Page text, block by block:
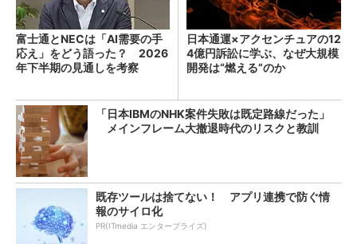
富士通とNECは「AI需要の手
応え」をどう語った？ 2026
年下半期の見通しを考察
日本通運×アクセンチュアの12
4億円訴訟に学ぶ、なぜ大規模
開発は“燃える”のか
「日本IBMのNHK案件失敗は既定路線だった」
メインフレーム大撤退時代のリスクと教訓
既存ツールは捨てない！ アプリ連携で防ぐ情
報のサイロ化
PR(ITmedia エンタープライズ)